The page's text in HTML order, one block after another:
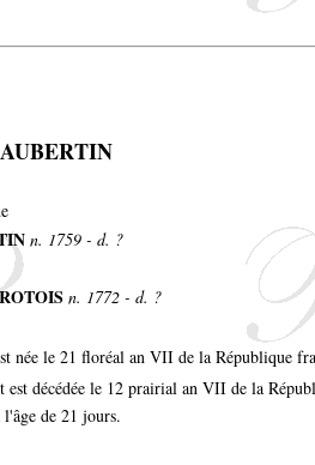
n. 1759 - d. ?
n. 1772 - d. ?
née le 21 floréal an VII de la République
est décédée le 12 prairial an VII de la
l'âge de 21 jours.